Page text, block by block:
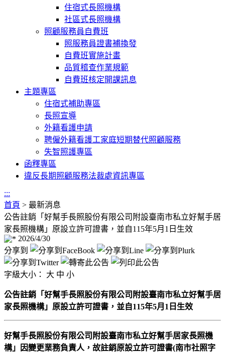
住宿式長照機構
社區式長照機構
照顧服務員自費班
照服務員證書補換發
自費班實施計畫
品質稽查作業規範
自費班核定開課訊息
主題專區
住宿式補助專區
長照宣導
外籍看護申請
聘僱外籍看護工家庭短期替代照顧服務
失智照護專區
函釋專區
違反長期照顧服務法裁處資訊專區
:::
首頁 > 最新消息
公告註銷「好幫手長照股份有限公司附設臺南市私立好幫手居
家長照機構」原設立許可證書，並自115年5月1日生效
2026/4/30
分享到
字級大小： 大 中 小
公告註銷「好幫手長照股份有限公司附設臺南市私立好幫手居
家長照機構」原設立許可證書，並自115年5月1日生效
好幫手長照股份有限公司附設臺南市私立好幫手居家長照機
構」因變更業務負責人，故註銷原設立許可證書(南市社照字